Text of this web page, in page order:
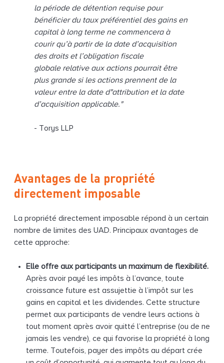
la période de détention requise pour
bénéficier du taux préférentiel des gains en
capital à long terme ne commencera à
courir qu’à partir de la date d’acquisition
des droits et l’obligation fiscale
globale relative aux actions pourrait être
plus grande si les actions prennent de la
valeur entre la date d"attribution et la date
d’acquisition applicable."
- Torys LLP
Avantages de la propriété
directement imposable
La propriété directement imposable répond à un certain
nombre de limites des UAD. Principaux avantages de
cette approche:
Elle offre aux participants un maximum de flexibilité.
Après avoir payé les impôts à l’avance, toute
croissance future est assujettie à l’impôt sur les
gains en capital et les dividendes. Cette structure
permet aux participants de vendre leurs actions à
tout moment après avoir quitté l’entreprise (ou de ne
jamais les vendre), ce qui favorise la propriété à long
terme. Toutefois, payer des impôts au départ crée